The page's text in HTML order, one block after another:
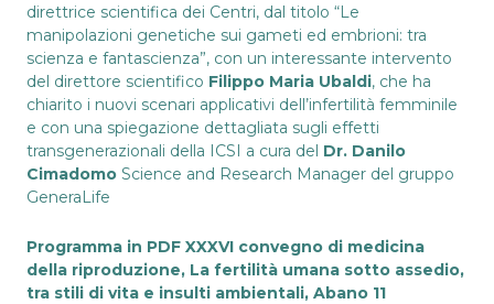
direttrice scientifica dei Centri, dal titolo “Le
manipolazioni genetiche sui gameti ed embrioni: tra
scienza e fantascienza”, con un interessante intervento
del direttore scientifico Filippo Maria Ubaldi, che ha
chiarito i nuovi scenari applicativi dell’infertilità femminile
e con una spiegazione dettagliata sugli effetti
transgenerazionali della ICSI a cura del Dr. Danilo
Cimadomo Science and Research Manager del gruppo
GeneraLife
Programma in PDF XXXVI convegno di medicina
della riproduzione, La fertilità umana sotto assedio,
tra stili di vita e insulti ambientali, Abano 11